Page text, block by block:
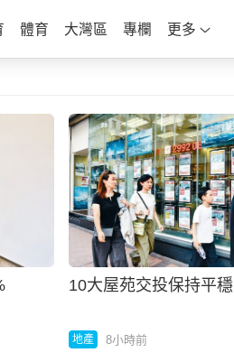
體育 大灣區 專欄 更多
10大屋苑交投保持平穩
地產 8小時前